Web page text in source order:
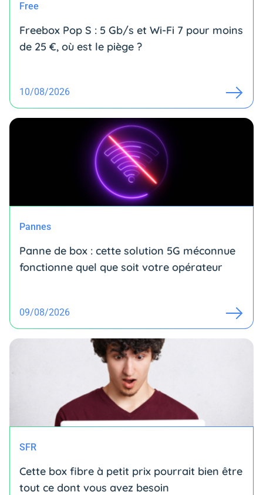
Free
Freebox Pop S : 5 Gb/s et Wi-Fi 7 pour moins
de 25 €, où est le piège ?
10/08/2026
Pannes
Panne de box : cette solution 5G méconnue
fonctionne quel que soit votre opérateur
09/08/2026
SFR
Cette box fibre à petit prix pourrait bien être
tout ce dont vous avez besoin